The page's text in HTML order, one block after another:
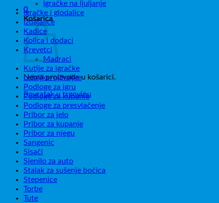
0
Košarica
Nema proizvoda u košarici.
Povratak u trgovinu
Igračke na ljuljanje
Igračke i glodalice
Izdajalice
Kadice
Kolica i dodaci
Krevetci
Madraci
Kutije za igračke
Ležaljke/njihaljke
Podloge za igru
Podloge za kupanje
Podloge za presvlačenje
Pribor za jelo
Pribor za kupanje
Pribor za njegu
Sangenic
Sisači
Sjenilo za auto
Stalak za sušenje bočica
Stepenice
Torbe
Tute